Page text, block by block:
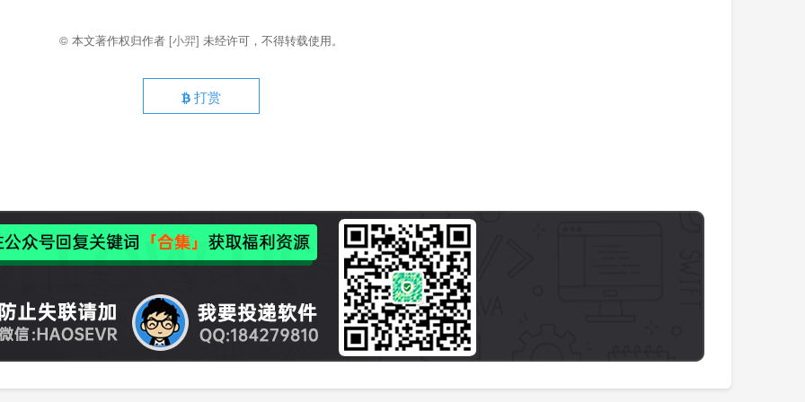
© 本文著作权归作者 [小羿] 未经许可，不得转载使用。
打赏